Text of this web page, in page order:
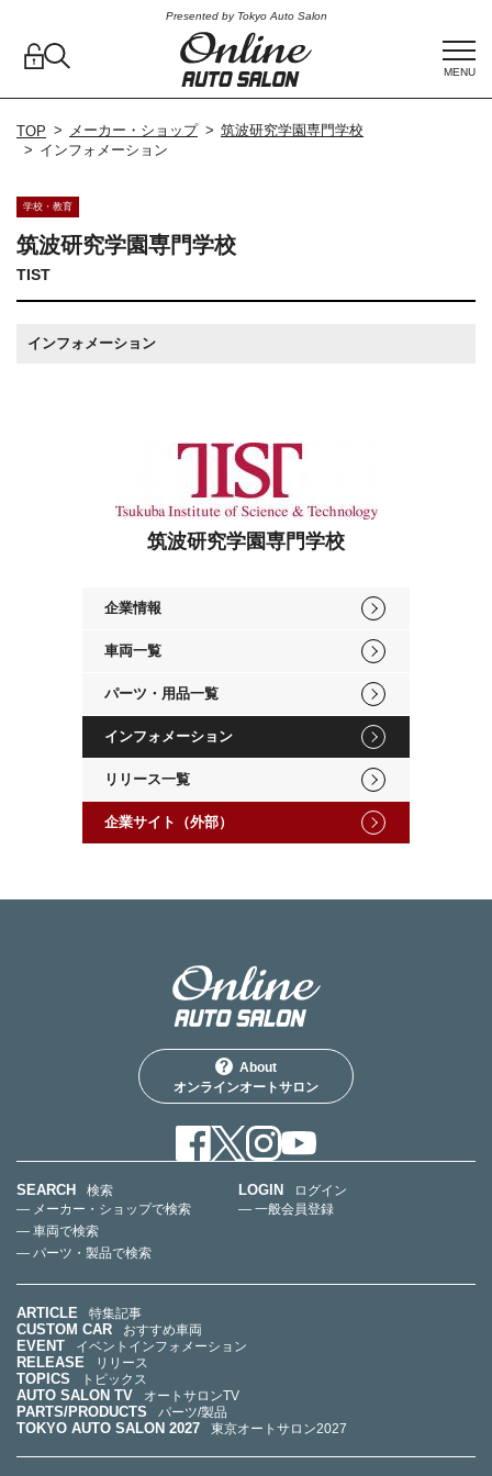
Presented by Tokyo Auto Salon
MENU
TOP メーカー・ショップ
筑波研究学園専門学校
インフォメーション
学校・教育
筑波研究学園専門学校
TIST
インフォメーション
筑波研究学園専門学校
企業情報
車両一覧
パーツ・用品一覧
インフォメーション
リリース一覧
企業サイト（外部）
About
オンラインオートサロン
SEARCH
検索
— メーカー・ショップで検索
— 車両で検索
— パーツ・製品で検索
LOGIN
ログイン
— 一般会員登録
ARTICLE 特集記事
CUSTOM CAR おすすめ車両
EVENT イベントインフォメーション
RELEASE リリース
TOPICS トピックス
AUTO SALON TV オートサロンTV
PARTS/PRODUCTS パーツ/製品
TOKYO AUTO SALON 2027 東京オートサロン2027